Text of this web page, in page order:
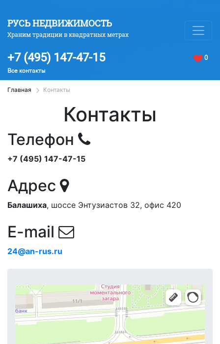
РУСЬ НЕДВИЖИМОСТЬ
Храним традиции в квадратных метрах
+7 (495) 147-47-15
Все контакты
0
Главная Контакты
Контакты
Телефон
+7 (495) 147-47-15
Адрес
Балашиха, шоссе Энтузиастов 32, офис 420
E-mail
24@an-rus.ru